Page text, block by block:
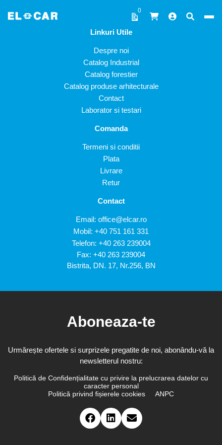
0
Linkuri Utile
Despre noi
Catalog Industrial
Catalog forestier
Catalog produse arhitecturale
Contact
Laborator si testari
Comanda
Termeni si conditii
Plata
Livrare
Retur
Contact
Email: office@elcar.ro
Mobil: +40 751 161 331
Telefon: +40 263 239004
Fax: +40 263 239004
Bistrita, DN. 17, Nr.256, BN
Aboneaza-te
Urmărește ofertele si surprizele pregatite de noi, abonându-vă la
newsletterul nostru:
Politică de Confidențialitate cu privire la prelucrarea datelor cu
caracter personal
Politică privind fișierele cookies
ANPC